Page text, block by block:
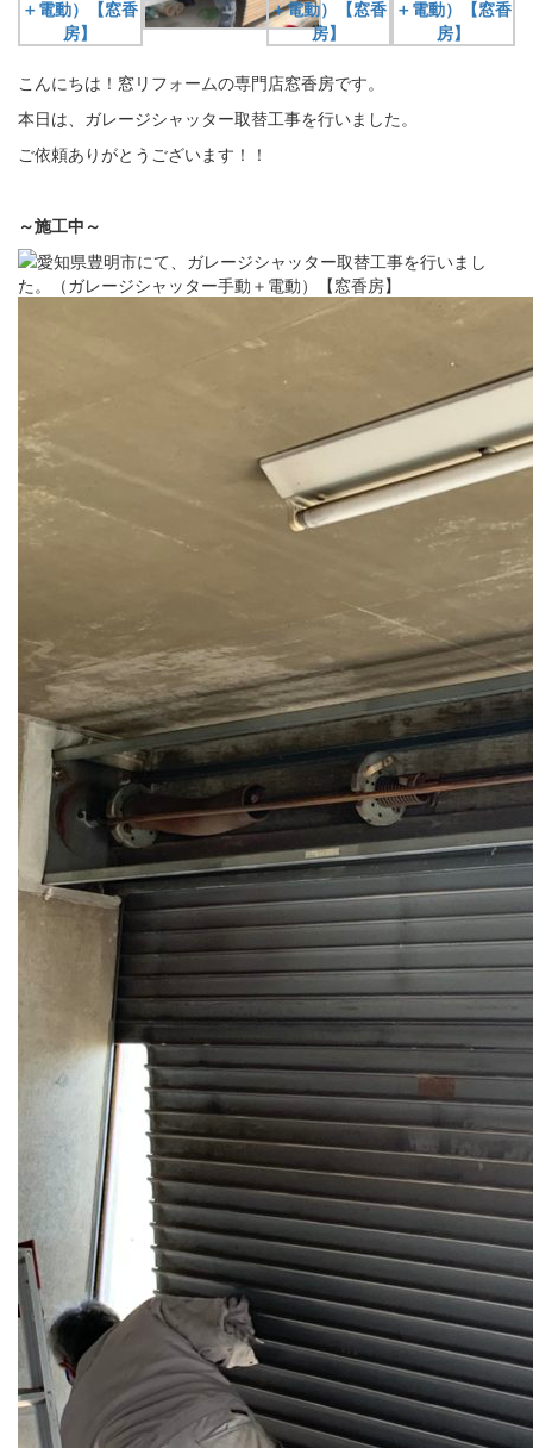
こんにちは！窓リフォームの専門店窓香房です。
本日は、ガレージシャッター取替工事を行いました。
ご依頼ありがとうございます！！
～施工中～